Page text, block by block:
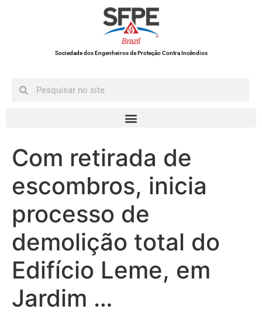
Sociedade dos Engenheiros de Proteção Contra Incêndios
Com retirada de
escombros, inicia
processo de
demolição total do
Edifício Leme, em
Jardim …